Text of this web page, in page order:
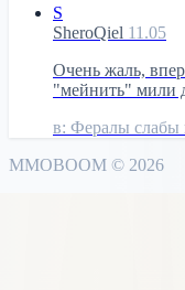
S
SheroQiel 11.05
Очень жаль,
"мейнить" мили
в: Фералы
MMOBOOM © 2026